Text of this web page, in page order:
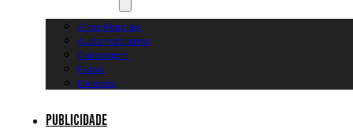
Artes Marciais
Automobilismo
Canoagem
Futsal
Diversos
Publicidade